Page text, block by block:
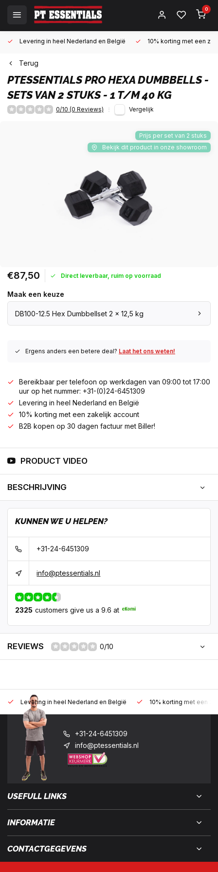
0
Levering in heel Nederland en België 10% korting met een
Terug
PTESSENTIALSPRO HEXA DUMBBELLS -
SETS VAN 2 STUKS - 1 T/M 40 KG
0/10 (0 Reviews) Vergelijk
Prijs per set van 2 stuks
Bekijk dit product in onze showroom
€87,50 Direct leverbaar, ruim op voorraad
Maak een keuze
DB100-12.5 Hex Dumbbellset 2 x 12,5 kg
Ergens anders een betere deal? Laat het ons weten!
Bereikbaar per telefoon op werkdagen van 09:00 tot 17:00
uur op het nummer: +31-(0)24-6451309
Levering in heel Nederland en België
10% korting met een zakelijk account
B2B kopen op 30 dagen factuur met Biller!
PRODUCT VIDEO
BESCHRIJVING
KUNNEN WE U HELPEN?
+31-24-6451309
info@ptessentials.nl
2325 customers give us a 9.6 at
REVIEWS 0/10
Levering in heel Nederland en België 10% korting met een
+31-24-6451309
info@ptessentials.nl
USEFULL LINKS
INFORMATIE
CONTACTGEGEVENS